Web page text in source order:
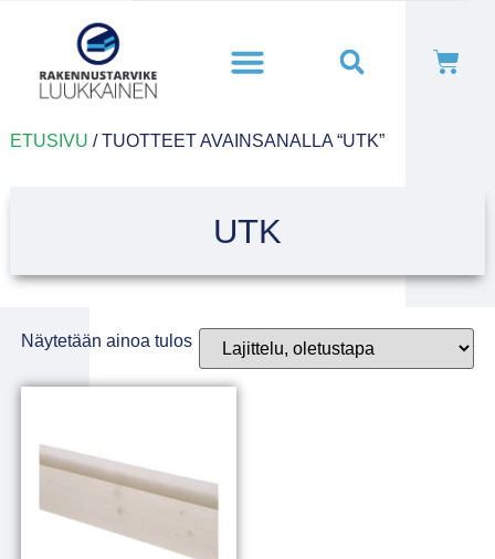
ETUSIVU / TUOTTEET AVAINSANALLA “UTK”
UTK
Näytetään ainoa tulos